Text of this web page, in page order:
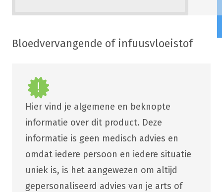
Bloedvervangende of infuusvloeistof
Hier vind je algemene en beknopte
informatie over dit product. Deze
informatie is geen medisch advies en
omdat iedere persoon en iedere situatie
uniek is, is het aangewezen om altijd
gepersonaliseerd advies van je arts of